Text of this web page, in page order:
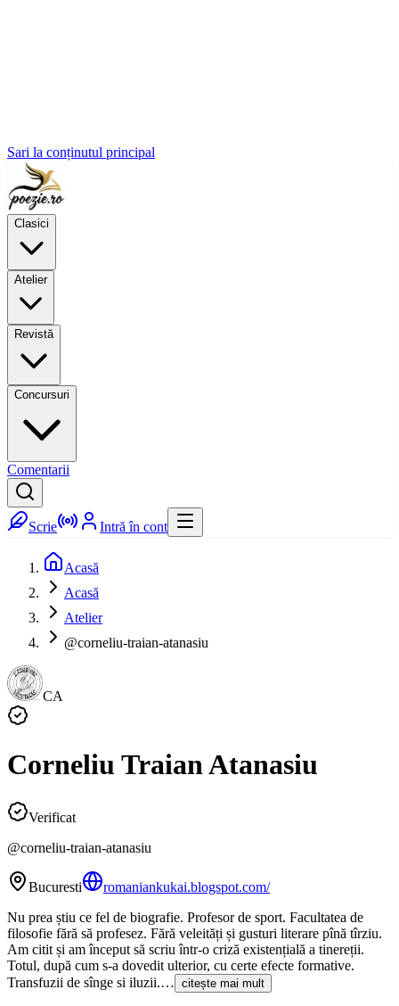
Sari la conținutul principal
Clasici
Atelier
Revistă
Concursuri
Comentarii
Scrie Intră în cont
Acasă
Acasă
Atelier
@corneliu-traian-atanasiu
CA
Corneliu Traian Atanasiu
Verificat
@corneliu-traian-atanasiu
Bucuresti
romaniankukai.blogspot.com/
Nu prea știu ce fel de biografie. Profesor de sport. Facultatea de
filosofie fără să profesez. Fără veleități și gusturi literare pînă tîrziu.
Am citit și am început să scriu într-o criză existențială a tinereții.
Totul, după cum s-a dovedit ulterior, cu certe efecte formative.
Transfuzii de sînge si iluzii.… citește mai mult